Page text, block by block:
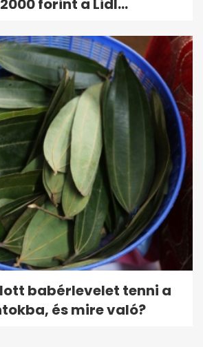
forint a Lidl...
babérlevelet tenni a
és mire való?